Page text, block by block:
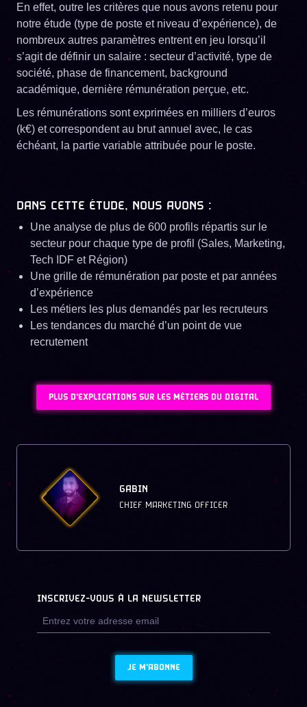
En effet, outre les critères que nous avons retenu pour
notre étude (type de poste et niveau d’expérience), de
nombreux autres paramètres entrent en jeu lorsqu’il
s’agit de définir un salaire : secteur d’activité, type de
société, phase de financement, background
académique, dernière rémunération perçue, etc.
Les rémunérations sont exprimées en milliers d’euros
(k€) et correspondent au brut annuel avec, le cas
échéant, la partie variable attribuée pour le poste.
DANS CETTE ÉTUDE, NOUS AVONS :
Une analyse de plus de 600 profils répartis sur le
secteur pour chaque type de profil (Sales, Marketing,
Tech IDF et Région)
Une grille de rémunération par poste et par années
d’expérience
Les métiers les plus demandés par les recruteurs
Les tendances du marché d’un point de vue
recrutement
PLUS D'EXPLICATIONS SUR LES MÉTIERS DU DIGITAL
GABIN
CHIEF MARKETING OFFICER
INSCRIVEZ-VOUS À LA NEWSLETTER
JE M'ABONNE